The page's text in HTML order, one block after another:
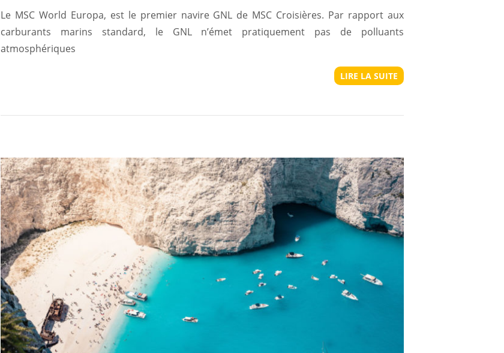
Le MSC World Europa, est le premier navire GNL de MSC Croisières. Par rapport aux
carburants marins standard, le GNL n’émet pratiquement pas de polluants
atmosphériques
LIRE LA SUITE